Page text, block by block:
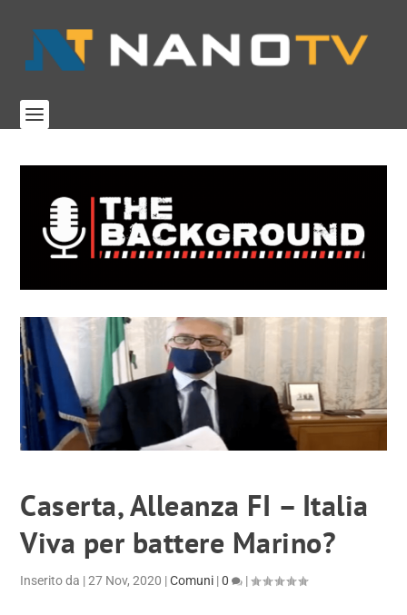
Caserta, Alleanza FI – Italia
Viva per battere Marino?
Inserito da |27 Nov, 2020 |Comuni |0 |